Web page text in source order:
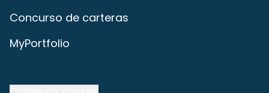
Concurso de carteras
MyPortfolio